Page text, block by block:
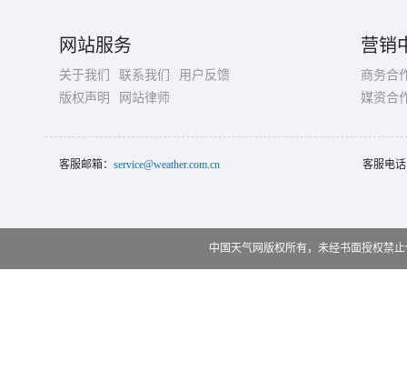
网站服务
关于我们 联系我们
用户反馈
版权声明
网站律师
营销
商务合
媒资合
客服邮箱： service@weather.com.cn 客服电
中国天气网版权所有，未经书面授权